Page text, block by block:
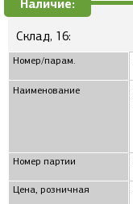
Наличие:
Склад, 16:
Номер/парам.
Наименование
Номер партии
Цена, розничная